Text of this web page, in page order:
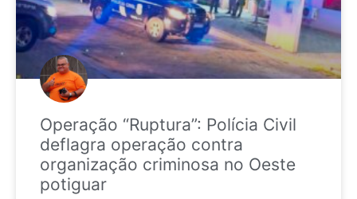
Operação “Ruptura”: Polícia Civil
deflagra operação contra
organização criminosa no Oeste
potiguar